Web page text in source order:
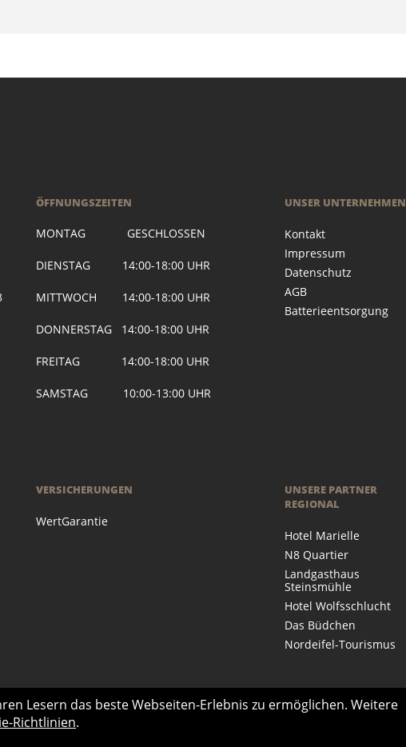
ÖFFNUNGSZEITEN
MONTAG GESCHLOSSEN
DIENSTAG 14:00-18:00 UHR
MITTWOCH 14:00-18:00 UHR
DONNERSTAG 14:00-18:00 UHR
FREITAG 14:00-18:00 UHR
SAMSTAG 10:00-13:00 UHR
UNSER UNTERNEHMEN
Kontakt
Impressum
Datenschutz
AGB
Batterieentsorgung
VERSICHERUNGEN
WertGarantie
UNSERE PARTNER
REGIONAL
Hotel Marielle
N8 Quartier
Landgasthaus
Steinsmühle
Hotel Wolfsschlucht
Das Büdchen
Nordeifel-Tourismus
Lesern das beste Webseiten-Erlebnis zu ermöglichen. Weitere
Richtlinien.